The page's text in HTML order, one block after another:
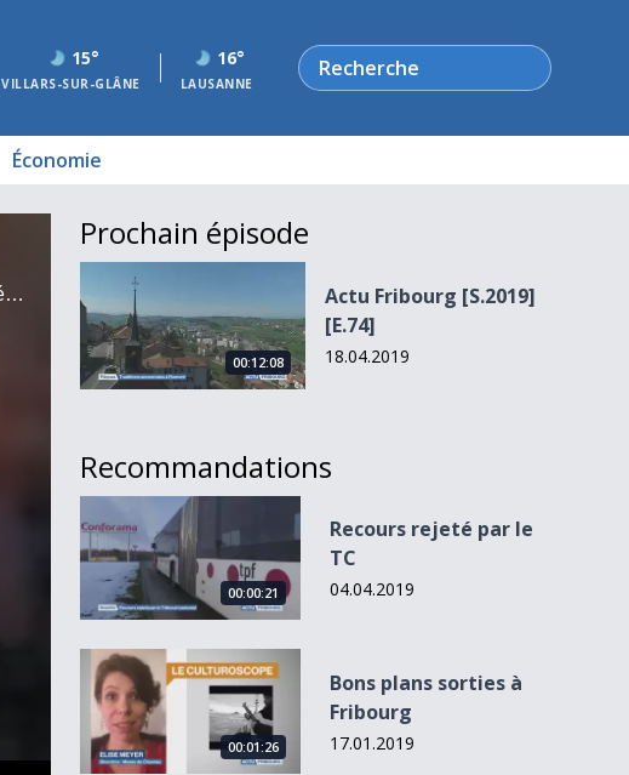
15°
VILLARS-SUR-GLÂNE
16°
LAUSANNE
Rechercher
Économie
L’incendie de la cathédrale Notre-Dame de Paris a suscité beaucoup d'émotions à travers le monde. Un événement qui interpelle sur la sécurité de ce genre d'édifices.
Prochain épisode
Actu Fribourg [S.2019][E.74]
00:12:08
Actu Fribourg [S.2019]
[E.74]
18.04.2019
Recommandations
Recours rejeté par le TC
00:00:21
Recours rejeté par le
TC
04.04.2019
Bons plans sorties à Fribourg
00:01:26
Bons plans sorties à
Fribourg
17.01.2019